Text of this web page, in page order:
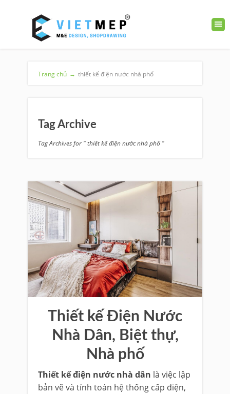
Trang chủ → thiết kế điện nước nhà phố
Tag Archive
Tag Archives for " thiết kế điện nước nhà phố "
Thiết kế Điện Nước
Nhà Dân, Biệt thự,
Nhà phố
Thiết kế điện nước nhà dân là việc lập
bản vẽ và tính toán hệ thống cấp điện,